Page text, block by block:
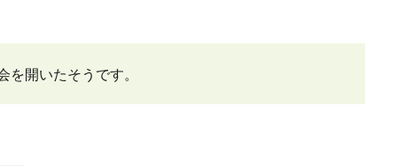
を開いたそうです。